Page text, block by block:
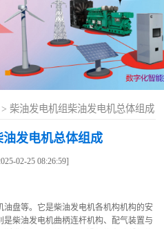
> 柴油发电机组柴油发电机总体组成
发电机总体组成
02-25 08:26:59]
盘等。它是柴油发电机各机构机构的安
柴油发电机曲柄连杆机构、配气装置与